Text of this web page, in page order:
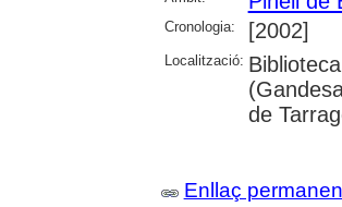
Cronologia: [2002]
Localització:
de
Enllaç